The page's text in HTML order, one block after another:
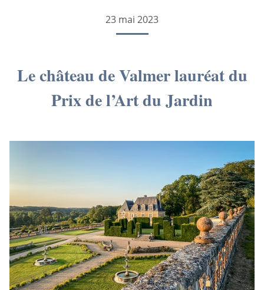
23 mai 2023
Le château de Valmer lauréat du
Prix de l’Art du Jardin